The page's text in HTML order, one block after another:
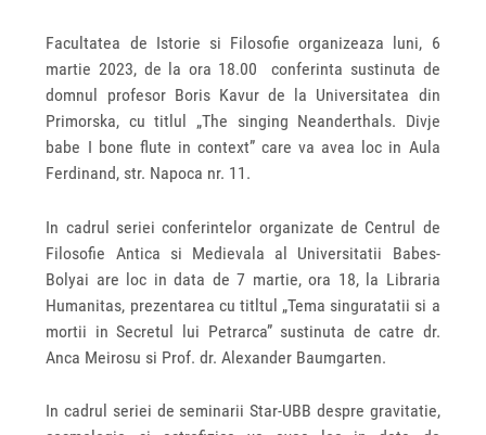
Facultatea de Istorie si Filosofie organizeaza luni, 6
martie 2023, de la ora 18.00 conferinta sustinuta de
domnul profesor Boris Kavur de la Universitatea din
Primorska, cu titlul „The singing Neanderthals. Divje
babe I bone flute in context” care va avea loc in Aula
Ferdinand, str. Napoca nr. 11.
In cadrul seriei conferintelor organizate de Centrul de
Filosofie Antica si Medievala al Universitatii Babes-
Bolyai are loc in data de 7 martie, ora 18, la Libraria
Humanitas, prezentarea cu titltul „Tema singuratatii si a
mortii in Secretul lui Petrarca” sustinuta de catre dr.
Anca Meirosu si Prof. dr. Alexander Baumgarten.
In cadrul seriei de seminarii Star-UBB despre gravitatie,